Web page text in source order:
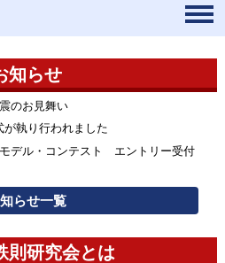
知らせ
のお見舞い
が執り行われました
デル・コンテスト エントリー受付
らせ一覧
則研究会とは